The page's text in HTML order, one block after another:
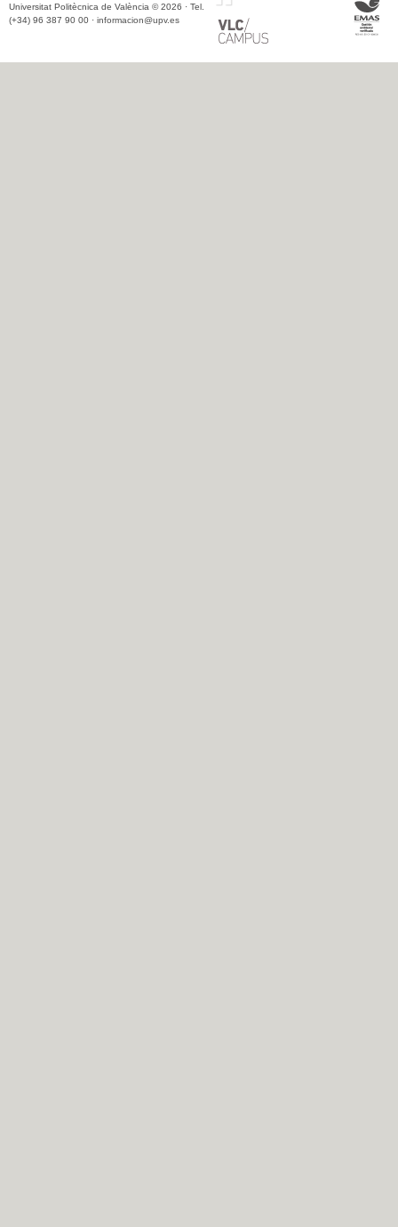
Universitat Politècnica de València © 2026 · Tel.
(+34) 96 387 90 00 · informacion@upv.es